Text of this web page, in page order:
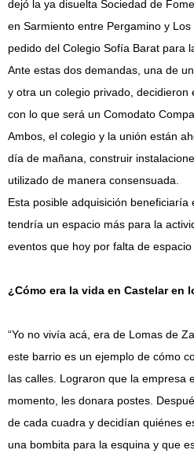
dejó la ya disuelta Sociedad de
en Sarmiento entre Pergamino y
pedido del Colegio Sofía Barat para
Ante estas dos demandas, una de
y otra un colegio privado, decidieron
con lo que será un Comodato
Ambos, el colegio y la unión están
día de mañana, construir
utilizado de manera consensuada.
Esta posible adquisición
tendría un espacio más para la
eventos que hoy por falta de
¿Cómo era la vida en Castelar en
“Yo no vivía acá, era de Lomas de
este barrio es un ejemplo de cómo
las calles. Lograron que la empresa
momento, les donara postes.
de cada cuadra y decidían quiénes
una bombita para la esquina y que